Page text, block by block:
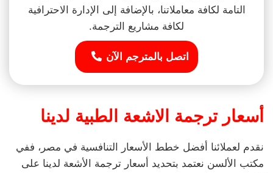
التامة لكافة معاملاتنا، بالإضافة إلى الإدارة الاحترافية
لكافة مشاريع الترجمة.
اتصل بالمترجم الآن
أسعار ترجمة الاشعة الطبية لدينا
نقدم لعملائنا أفضل خطط الأسعار التنافسية في مصر، ففي
مكتب الألسن نعتمد بتحديد أسعار ترجمة الأشعة لدينا على